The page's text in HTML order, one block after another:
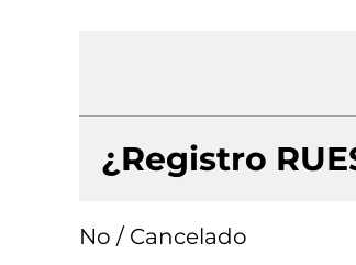
¿Registro
No / Cancelado